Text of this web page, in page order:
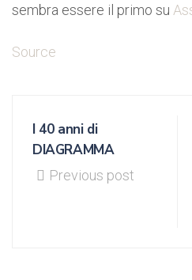
sembra essere il primo su
Source
I 40 anni di
DIAGRAMMA
Previous post